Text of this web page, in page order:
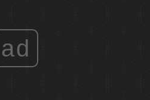
ad